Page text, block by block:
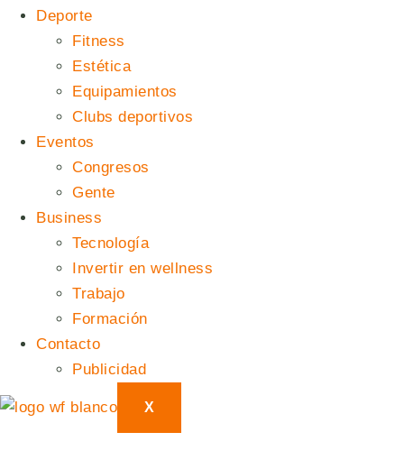
Deporte
Fitness
Estética
Equipamientos
Clubs deportivos
Eventos
Congresos
Gente
Business
Tecnología
Invertir en wellness
Trabajo
Formación
Contacto
Publicidad
X